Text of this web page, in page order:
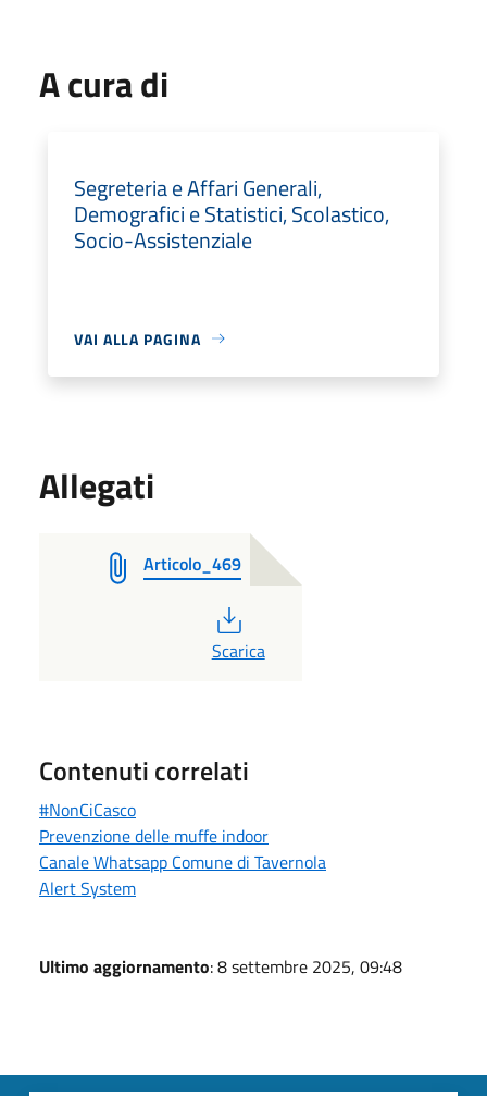
A cura di
Segreteria e Affari Generali,
Demografici e Statistici, Scolastico,
Socio-Assistenziale
VAI ALLA PAGINA
Allegati
Articolo_469
PDF
Scarica
Contenuti correlati
#NonCiCasco
Prevenzione delle muffe indoor
Canale Whatsapp Comune di Tavernola
Alert System
Ultimo aggiornamento: 8 settembre 2025, 09:48